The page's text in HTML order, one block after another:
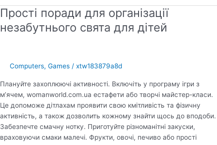
краси
які
Прості поради для організації
незабутнього свята для дітей
Computers, Games / xtw183879a8d
Плануйте захоплюючі активності. Включіть у програму ігри з
м’ячем, womanworld.com.ua естафети або творчі майстер-класи.
Це допоможе дітлахам проявити свою кмітливість та фізичну
активність, а також дозволить кожному знайти щось до вподоби.
Забезпечте смачну нотку. Приготуйте різноманітні закуски,
враховуючи смаки малечі. Фрукти, овочі, печиво або прості